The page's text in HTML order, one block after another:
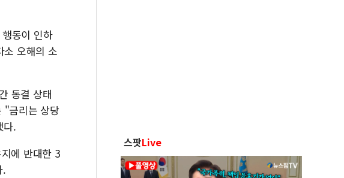
동이 인하
소 오해의 소
동결 상태
"금리는 상당
다.
에 반대한 3
.
스팟Live